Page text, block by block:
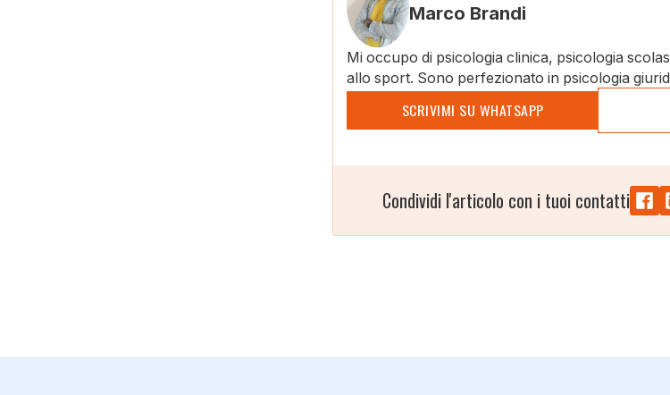
Marco Brandi
Mi occupo di psicologia clinica, psicologia
allo sport. Sono perfezionato in psicologia
SCRIVIMI SU WHATSAPP
Condividi l'articolo con i tuoi contatti